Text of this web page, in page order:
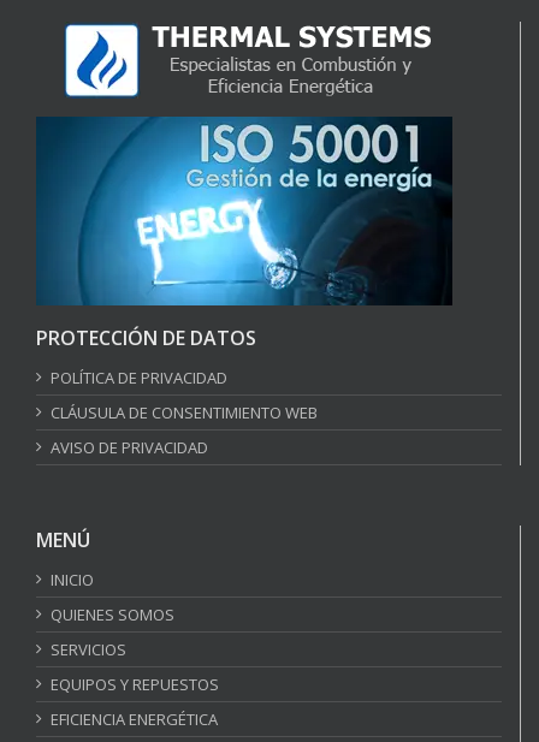
PROTECCIÓN DE DATOS
POLÍTICA DE PRIVACIDAD
CLÁUSULA DE CONSENTIMIENTO WEB
AVISO DE PRIVACIDAD
MENÚ
INICIO
QUIENES SOMOS
SERVICIOS
EQUIPOS Y REPUESTOS
EFICIENCIA ENERGÉTICA